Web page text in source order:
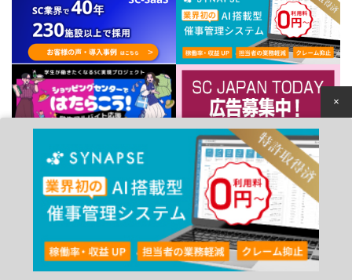
個人情報保護方針
© 2022 Japan Council of Shopping Centers
×